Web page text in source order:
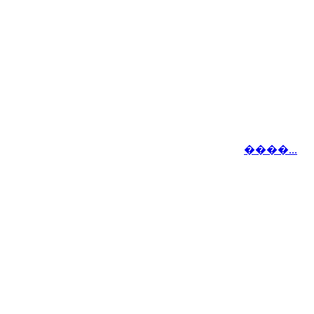
����...